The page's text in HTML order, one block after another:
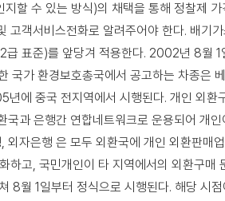
할 수 있는 방식)의 채택을 통해 정찰제
고객서비스전화로 알려주어야 한다. 배기
급 표준)를 앞당겨 적용한다. 2002년 8월
국가 환경보호총국에서 공고하는 차종은
년에 중국 전지역에서 시행된다. 개인 외
국과 은행간 연합네트워크로 운용되어 개
외자은행 은 모두 외환국에 개인 외환판
하고, 국민개인이 타 지역에서의 외환구
8월 1일부터 정식으로 시행된다. 해당 시